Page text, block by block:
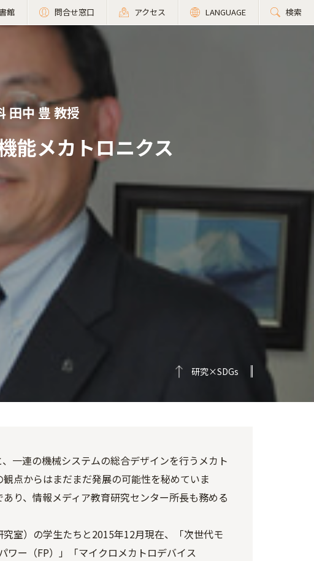
館 問合せ窓口 アクセス LANGUAGE 検索
田中 豊 教授
能メカトロニクス
研究×SDGs
一連の機械システムの総合デザインを行うメカト
点からはまだまだ発展の可能性を秘めていま
り、情報メディア教育研究センター所長も務める
室）の学生たちと2015年12月現在、「次世代モ
ワー（FP）」「マイクロメカトロデバイス